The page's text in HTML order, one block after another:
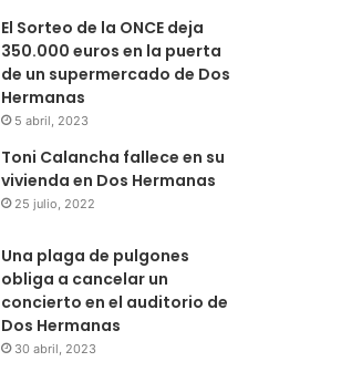
El Sorteo de la ONCE deja
350.000 euros en la puerta
de un supermercado de Dos
Hermanas
5 abril, 2023
Toni Calancha fallece en su
vivienda en Dos Hermanas
25 julio, 2022
Una plaga de pulgones
obliga a cancelar un
concierto en el auditorio de
Dos Hermanas
30 abril, 2023